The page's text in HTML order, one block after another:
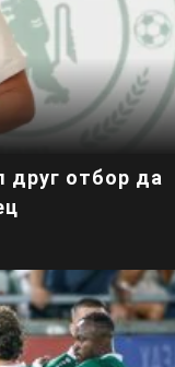
отбор да